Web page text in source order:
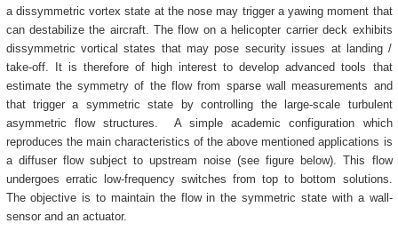
a dissymmetric vortex state at the nose may trigger a yawing moment that
can destabilize the aircraft. The flow on a helicopter carrier deck exhibits
dissymmetric vortical states that may pose security issues at landing /
take-off. It is therefore of high interest to develop advanced tools that
estimate the symmetry of the flow from sparse wall measurements and
that trigger a symmetric state by controlling the large-scale turbulent
asymmetric flow structures. A simple academic configuration which
reproduces the main characteristics of the above mentioned applications is
a diffuser flow subject to upstream noise (see figure below). This flow
undergoes erratic low-frequency switches from top to bottom solutions.
The objective is to maintain the flow in the symmetric state with a wall-
sensor and an actuator.